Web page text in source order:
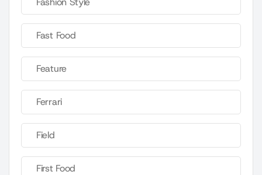
Fast Food
Feature
Ferrari
Field
First Food